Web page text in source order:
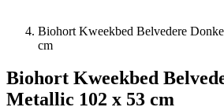
Biohort Kweekbed Belvedere
cm
Biohort Kweekbed
Metallic 102 x 53 cm